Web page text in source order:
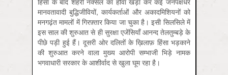
मानवतावादी बुद्धिजीवियों, कार्यकर्ताओं और अकादमिशियनों को
मनगढ़ंत मामलों में गिरफ़्तार किया जा चुका है। इसी सिलसिले में
इस साल की शुरुआत से ही सुरक्षा एजेंसियाँ आनन्द तेलतुम्बड़े के
पीछे पड़ी हुई हैं। दूसरी ओर दलितों के ख़िलाफ़ हिंसा भड़काने
की शुरुआत करने वाला मुख्य आरोपी सम्भाजी भिड़े नामक
भगवाधारी सरकार के आशीर्वाद से खुला घूम रहा है।